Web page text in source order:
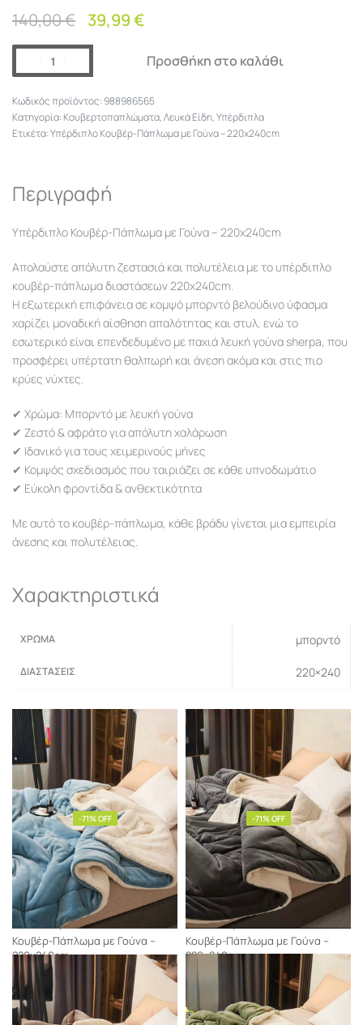
140,00€ 39,99€
Προσθήκη στο καλάθι
988986565
Κατηγορία:Κουβερτοπαπλώματα,Λευκά Είδη,Υπέρδιπλα
Ετικέτα:Υπέρδιπλο Κουβέρ-Πάπλωμα με Γούνα – 220x240cm
Περιγραφή
Υπέρδιπλο Κουβέρ-Πάπλωμα με Γούνα – 220x240cm
Απολαύστε απόλυτη ζεστασιά και πολυτέλεια με το υπέρδιπλο
κουβέρ-πάπλωμα διαστάσεων 220x240cm.
Η εξωτερική επιφάνεια σε κομψό μπορντό βελούδινο ύφασμα
χαρίζει μοναδική αίσθηση απαλότητας και στυλ, ενώ το
εσωτερικό είναι επενδεδυμένο με παχιά λευκή γούνα sherpa, που
προσφέρει υπέρτατη θαλπωρή και άνεση ακόμα και στις πιο
κρύες νύχτες.
✔ Χρώμα: Μπορντό με λευκή γούνα
✔ Ζεστό & αφράτο για απόλυτη χαλάρωση
✔ Ιδανικό για τους χειμερινούς μήνες
✔ Κομψός σχεδιασμός που ταιριάζει σε κάθε υπνοδωμάτιο
✔ Εύκολη φροντίδα & ανθεκτικότητα
Με αυτό το κουβέρ-πάπλωμα, κάθε βράδυ γίνεται μια εμπειρία
άνεσης και πολυτέλειας.
Χαρακτηριστικά
ΧΡΏΜΑ μπορντό
ΔΙΑΣΤΆΣΕΙΣ 220×240
Σχετικά Προϊόντα
-71% OFF
Κουβερτοπαπλώματα
Λευκά
Είδη
Υπέρδιπλα
Κουβέρ-Πάπλωμα με Γούνα –
220x240cm
140,00 €
Προσθήκη στο καλάθι
-71% OFF
Κουβερτοπαπλώματα
ΕίδηΥπέρδιπλα
Κουβέρ-Πάπλωμα με Γούνα –
220x240cm
140,00 €
Προσθήκη στο καλάθι